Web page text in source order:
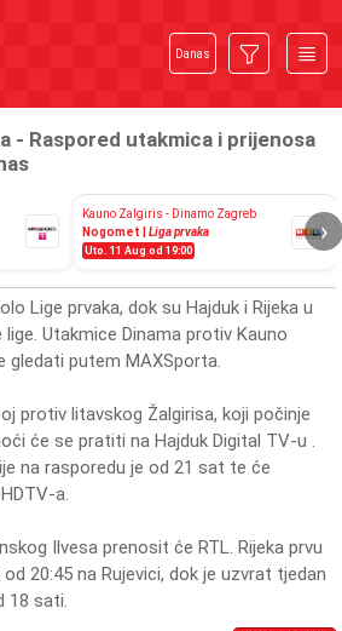
Danas
- Raspored utakmica i prijenosa
Kauno Zalgiris - Dinamo Zagreb
Nogomet | Liga prvaka
Uto. 11 Aug od 19:00
›
Lige prvaka, dok su Hajduk i Rijeka u
Utakmice Dinama protiv Kauno
gledati putem MAXSporta.
protiv litavskog Žalgirisa, koji počinje
će se pratiti na Hajduk Digital TV-u .
na rasporedu je od 21 sat te će
a.
Ilvesa prenosit će RTL. Rijeka prvu
20:45 na Rujevici, dok je uzvrat tjedan
18 sati.